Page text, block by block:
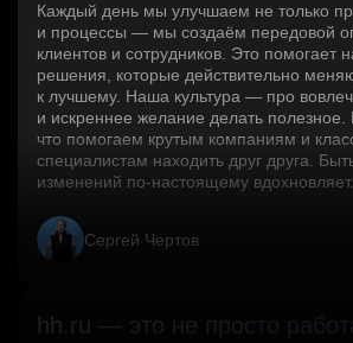
Каждый день мы улучшаем не только
и процессы — мы создаём передовой
клиентов и сотрудников. Это помогает
решения, которые действительно
к лучшему. Наша культура — про
и искреннее желание делать
что помогаем крутым компаниям и
специалистам находить друг друга.
изменений по‑настоящему вдохновляет.
Сергей Чертов
hh.ru — это не просто